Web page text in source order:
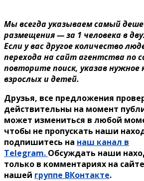
Мы всегда указываем самый
размещения — за 1 человека в
Если у вас другое количество
перехода на сайт агентства по
повторите поиск, указав нужное
взрослых и детей.
Друзья, все предложения
действительны на момент
может измениться в любой
чтобы не пропускать наши
подпишитесь на наш канал в
Telegram. Обсуждать наши
только в комментариях на
нашей группе ВКонтакте.